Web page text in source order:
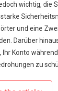
wichtig, die
und eine
Darüber
Ihr Konto
zu